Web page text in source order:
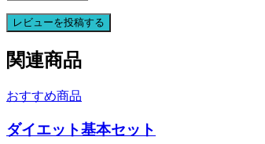
関連商品
おすすめ商品
ダイエット基本セット